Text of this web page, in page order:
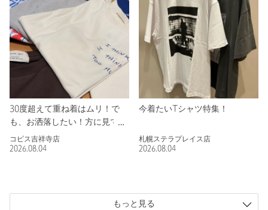
30度超えて重ね着はムリ！で
も、お洒落したい！方に見てい
ただきたい
コピス吉祥寺店
2026.08.04
今着たいTシャツ特集！
札幌ステラプレイス店
2026.08.04
もっと見る